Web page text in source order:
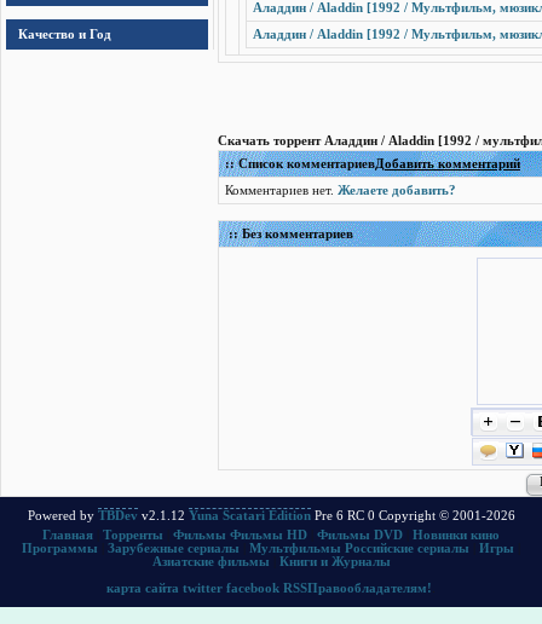
Качество и Год
Аладдин / Aladdin [1992 / Мультфильм,
Аладдин / Aladdin [1992 / Мультфильм,
Скачать торрент Аладдин / Aladdin [1992 /
:: Список комментариевДобавить комментарий
Комментариев нет. Желаете добавить?
:: Без комментариев
Powered by TBDev v2.1.12 Yuna Scatari EditionPre 6 RC 0 Copyright © 2001-2026
Главная
Торренты Фильмы Фильмы HD Фильмы DVD
Новинки кино
Программы
Зарубежные сериалы Мультфильмы Российские сериалы Игры
Азиатские фильмы
Книги и Журналы
карта сайта twitter facebook RSSПравообладателям!